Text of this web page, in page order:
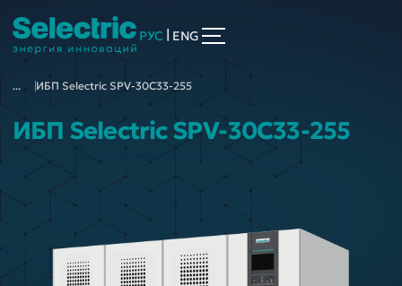
РУС ENG
... ИБП Selectric SPV-30C33-255
ИБП Selectric SPV-30C33-255